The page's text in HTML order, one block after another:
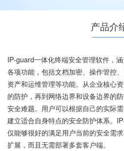
产品介
IP-guard一体化终端安全管理软件，
各项功能，包括文档加密、操作管控
资产和运维管理等功能。从企业核心
的防护，再到网络边界和设备边界的
安全难题。用户可以根据自己的实际
建立适合自身特点的安全防护体系。
仅能够很好的满足用户当前的安全需
扩展，而且无需部署多套客户端。